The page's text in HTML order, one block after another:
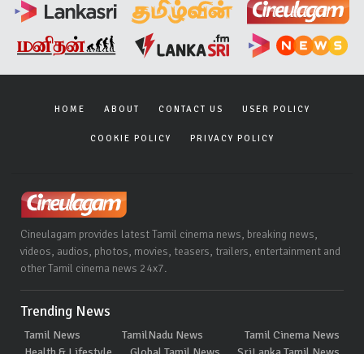
HOME ABOUT CONTACT US USER POLICY
COOKIE POLICY PRIVACY POLICY
Cineulagam provides latest Tamil cinema news, breaking news,
videos, audios, photos, movies, teasers, trailers, entertainment and
other Tamil cinema news 24x7.
Trending News
Tamil News TamilNadu News
Tamil Cinema News